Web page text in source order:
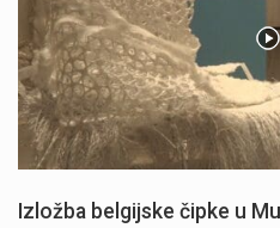
Izložba belgijske čipke u